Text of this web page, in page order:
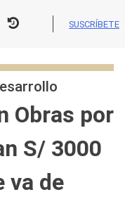
SUSCRÍBETE
Obras por
S/ 3000
va de